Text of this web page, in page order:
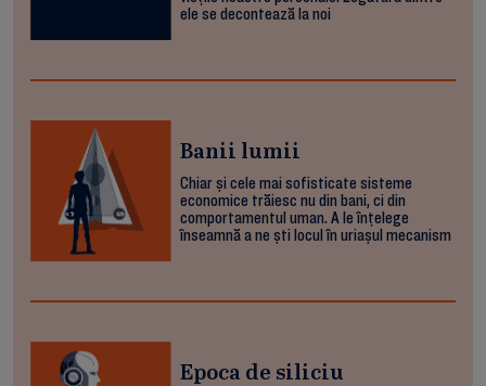
ele se decontează la noi
Banii lumii
Chiar și cele mai sofisticate sisteme
economice trăiesc nu din bani, ci din
comportamentul uman. A le înțelege
înseamnă a ne ști locul în uriașul mecanism
Epoca de siliciu